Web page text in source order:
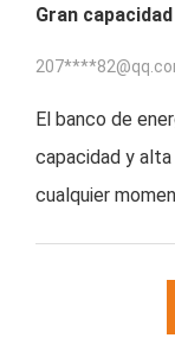
Gran capacidad
El banco de
capacidad y alta
cualquier